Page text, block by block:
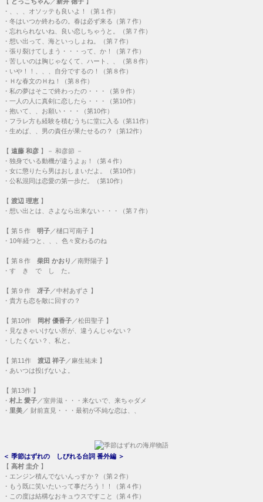
・
、、、オソッテも良いよ！（第１作）
・ 冬はいつか終わるの。春は必ず来る（第７作）
・ 忘れられないね、良い恋しちゃうと。（第７作）
・ 想い出って、海といっしょね。（第７作）
・ 張り裂けてしまう・・・って、か！（第７作）
・ 苦しいのは胸じゃなくて、ハート、、（第８作）
・ いや！！、、、自分でするの！（第８作）
・ Ｈな春文のＨね！（第８作）
・ 私の夢はそこで終わったの・・・（第９作）
・ 一人の人に真剣に恋したら・・・（第10作）
・ 抱いて、、お願い・・・（第10作）
・ フラレ方も経験を積むうちに堂に入る（第11作）
・ 生めば、、男の責任が果たせるの？（第12作）
【 遠藤 和彦 】－ 和彦節 －
・ 独身でいる動機が違うよぉ！（第４作）
・ 女に懲りたら男はおしまいだよ。（第10作）
・ 公私混同は恋愛の第一歩だ。（第10作）
【 渡辺 理恵 】
・ 想い出とは、さよなら出来ない・・・（第７作）
【 第５作 明子 ／樋口可南子 】
・ 10年経つと、、、色々変わるのね
【 第８作 柴田 かおり ／南野陽子 】
・ す き で し た。
【 第９作 冴子 ／中村あずさ 】
・ 貴方も恋を敵に回すの？
【 第10作 岡村 優香子 ／松田聖子 】
・ 見なきゃいけない所が、違うんじゃない？
・ したくない？、私と。
【 第11作 渡辺 祥子 ／麻生祐未 】
・ あいつは投げないよ。
【 第13作 】
・ 村上 愛子 ／室井滋・・・ 来ないで、来ちゃダメ
・ 里美 ／ 財前直見・・・ 最初が不純な恋は、、
＜ 季節はずれの しびれる台詞 番外編 ＞
【 高村 圭介 】
・ エンジン積んでないんっすか？（第２作）
・ もう既に笑いたいって事だろう！！（第４作）
・ この度は結構なおキュウスですこと（第４作）